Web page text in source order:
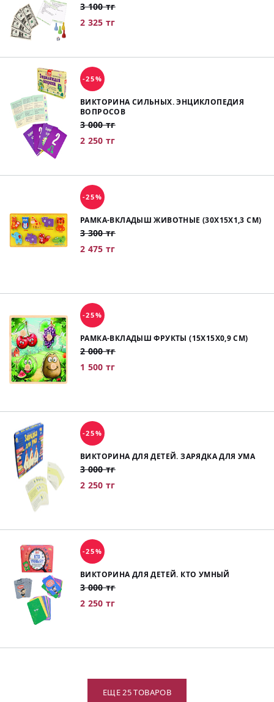
3 100 тг
2 325 тг
-25%
ВИКТОРИНА СИЛЬНЫХ. ЭНЦИКЛОПЕДИЯ
ВОПРОСОВ
3 000 тг
2 250 тг
-25%
РАМКА-ВКЛАДЫШ ЖИВОТНЫЕ (30X15X1,3 СМ)
3 300 тг
2 475 тг
-25%
РАМКА-ВКЛАДЫШ ФРУКТЫ (15X15X0,9 СМ)
2 000 тг
1 500 тг
-25%
ВИКТОРИНА ДЛЯ ДЕТЕЙ. ЗАРЯДКА ДЛЯ УМА
3 000 тг
2 250 тг
-25%
ВИКТОРИНА ДЛЯ ДЕТЕЙ. КТО УМНЫЙ
3 000 тг
2 250 тг
ЕЩЕ 25 ТОВАРОВ